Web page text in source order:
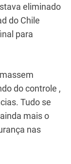
eliminado
do Chile
para
do controle ,
Tudo se
mais o
nas